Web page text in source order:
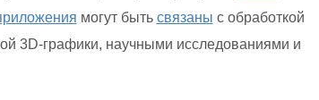
могут быть связаны с обработкой
3D-графики, научными исследованиями и